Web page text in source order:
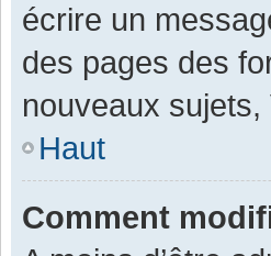
écrire un
des pages des
nouveaux sujets,
Haut
Comment